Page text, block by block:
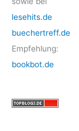
lesehits.de
buechertreff.de
Empfehlung:
bookbot.de